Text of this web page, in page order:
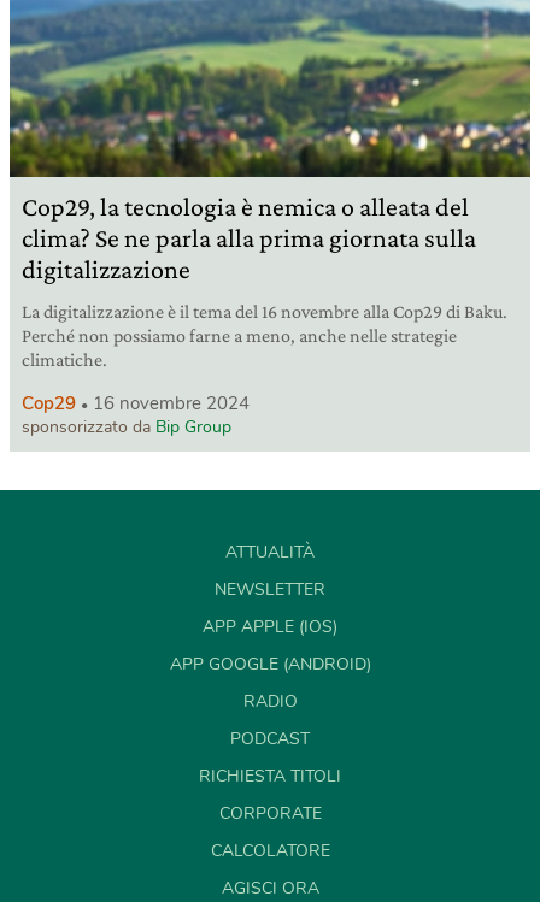
Cop29, la tecnologia è nemica o alleata del
clima? Se ne parla alla prima giornata sulla
digitalizzazione
La digitalizzazione è il tema del 16 novembre alla Cop29 di Baku.
Perché non possiamo farne a meno, anche nelle strategie
climatiche.
Cop29 16 novembre 2024
sponsorizzato da Bip Group
ATTUALITÀ
NEWSLETTER
APP APPLE (IOS)
APP GOOGLE (ANDROID)
RADIO
PODCAST
RICHIESTA TITOLI
CORPORATE
CALCOLATORE
AGISCI ORA